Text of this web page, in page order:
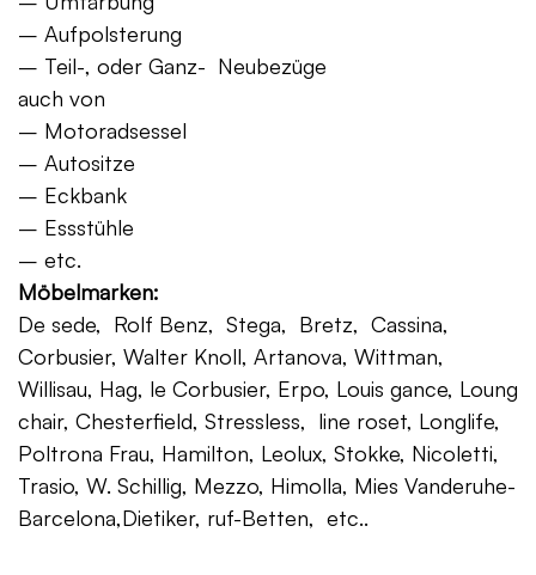
– Aufpolsterung
– Teil-, oder Ganz- Neubezüge
auch von
– Motoradsessel
– Autositze
– Eckbank
– Essstühle
– etc.
Möbelmarken:
De sede, Rolf Benz, Stega, Bretz, Cassina,
Corbusier, Walter Knoll, Artanova, Wittman,
Willisau, Hag, le Corbusier, Erpo, Louis gance, Loung
chair, Chesterfield, Stressless, line roset, Longlife,
Poltrona Frau, Hamilton, Leolux, Stokke, Nicoletti,
Trasio, W. Schillig, Mezzo, Himolla, Mies Vanderuhe-
Barcelona,Dietiker, ruf-Betten, etc..